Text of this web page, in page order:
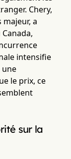
Chery,
a
intensifie
le prix, ce
sur la